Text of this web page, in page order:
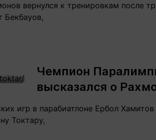
вернулся к тренировкам после
Бекбауов,
Чемпион
высказался о
игр в парабиатлоне Ербол
Токтару,